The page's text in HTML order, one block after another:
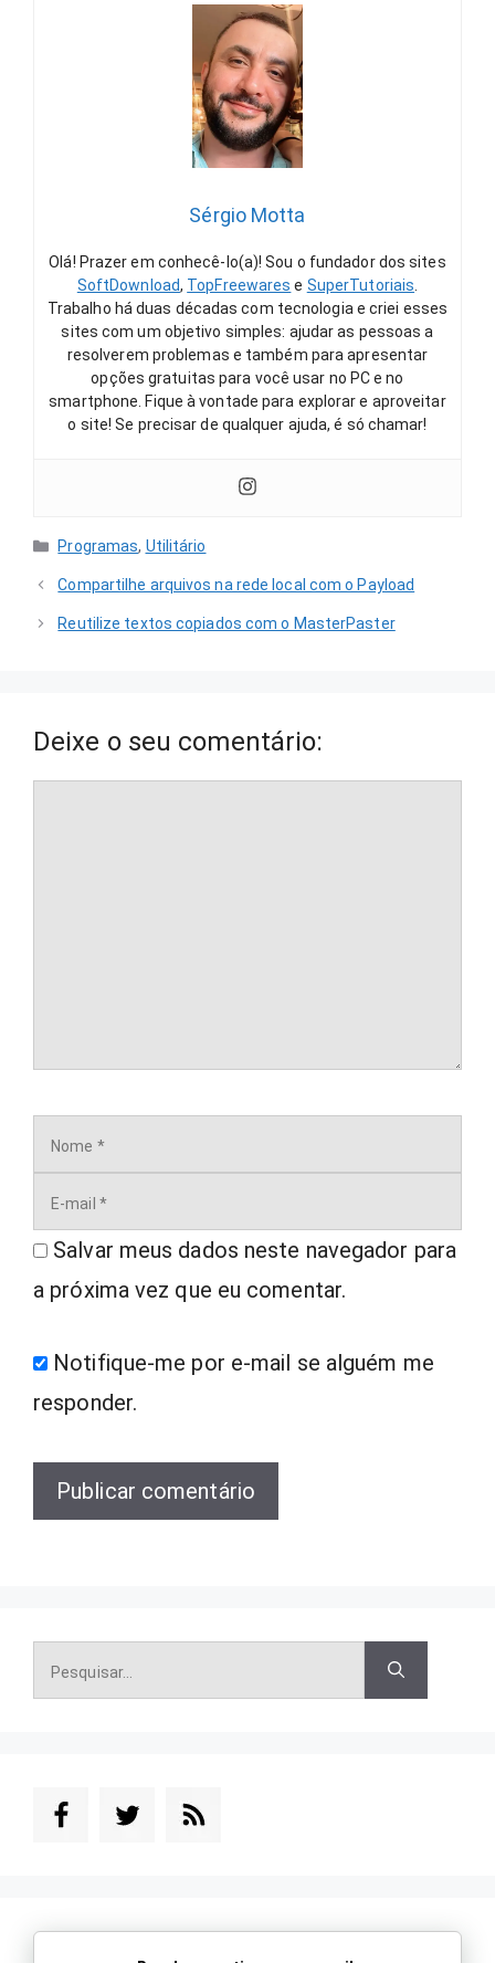
Sérgio Motta
Olá! Prazer em conhecê-lo(a)! Sou o fundador dos sites
SoftDownload, TopFreewares e SuperTutoriais.
Trabalho há duas décadas com tecnologia e criei esses
sites com um objetivo simples: ajudar as pessoas a
resolverem problemas e também para apresentar
opções gratuitas para você usar no PC e no
smartphone. Fique à vontade para explorar e aproveitar
o site! Se precisar de qualquer ajuda, é só chamar!
Categorias
Programas, Utilitário
Compartilhe arquivos na rede local com o Payload
Reutilize textos copiados com o MasterPaster
Deixe o seu comentário:
Nome
E-
mail
Salvar meus dados neste navegador para
a próxima vez que eu comentar.
Notifique-me por e-mail se alguém me
responder.
Pesquisar
por: